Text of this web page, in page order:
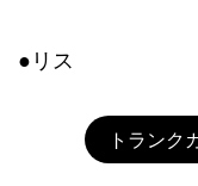
●リス
トランク